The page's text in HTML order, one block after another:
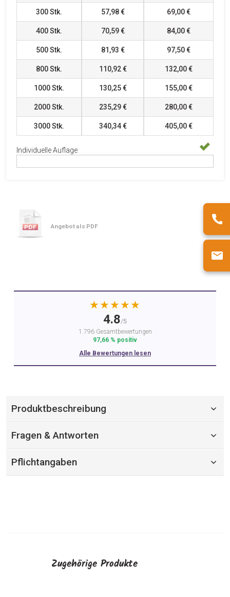
300Stk. 57,98 € 69,00 €
400Stk. 70,59 € 84,00 €
500Stk. 81,93 € 97,50 €
800Stk. 110,92 € 132,00 €
1000Stk. 130,25 € 155,00 €
2000Stk. 235,29 € 280,00 €
3000Stk. 340,34 € 405,00 €
Individuelle Auflage
Angebot als PDF
★★★★★
4.8/5
1.796 Gesamtbewertungen
97,66 % positiv
Alle Bewertungen lesen
Produktbeschreibung
Fragen & Antworten
Pflichtangaben
Zugehörige Produkte